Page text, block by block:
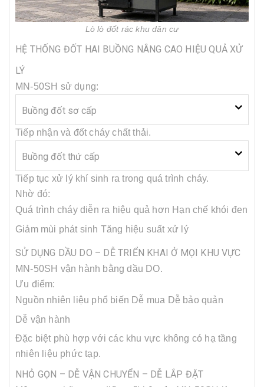
Lò lò đốt rác khu dân cư
HỆ THỐNG ĐỐT HAI BUỒNG NÂNG CAO HIỆU QUẢ XỬ
LÝ
MN-50SH sử dụng:
Buồng đốt sơ cấp
Tiếp nhận và đốt cháy chất thải.
Buồng đốt thứ cấp
Tiếp tục xử lý khí sinh ra trong quá trình cháy.
Nhờ đó:
Quá trình cháy diễn ra hiệu quả hơn Hạn chế khói đen
Giảm mùi phát sinh Tăng hiệu suất xử lý
SỬ DỤNG DẦU DO – DỄ TRIỂN KHAI Ở MỌI KHU VỰC
MN-50SH vận hành bằng dầu DO.
Ưu điểm:
Nguồn nhiên liệu phổ biến Dễ mua Dễ bảo quản
Dễ vận hành
Đặc biệt phù hợp với các khu vực không có hạ tầng
nhiên liệu phức tạp.
NHỎ GỌN – DỄ VẬN CHUYỂN – DỄ LẮP ĐẶT